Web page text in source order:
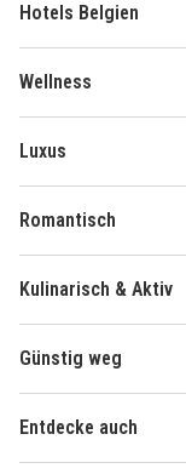
Hotels Belgien
Wellness
Luxus
Romantisch
Kulinarisch & Aktiv
Günstig weg
Entdecke auch